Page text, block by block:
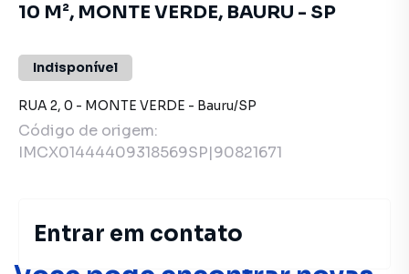
10 M², MONTE VERDE, BAURU - SP
Indisponível
RUA 2, 0 - MONTE VERDE - Bauru/SP
Código de origem:
IMCX01444409318569SP|90821671
Entrar em contato